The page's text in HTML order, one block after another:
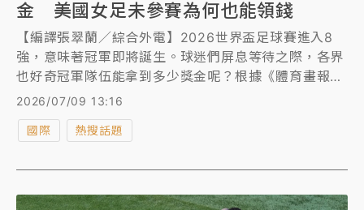
金 美國女足未參賽為何也能領錢
【編譯張翠蘭／綜合外電】2026世界盃足球賽進入8
強，意味著冠軍即將誕生。球迷們屏息等待之際，各界
也好奇冠軍隊伍能拿到多少獎金呢？根據《體育畫報》
報導，本屆世界盃冠軍球隊將抱走5100萬美元（約
16強，仍可獲得1600萬美元，但實際到手的獎金卻遠
2026/07/09 13:16
國際 熱搜話題